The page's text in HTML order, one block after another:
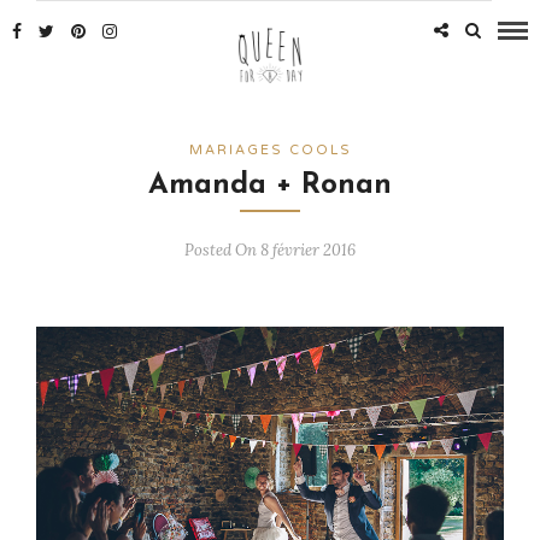
MARIAGES COOLS
Amanda + Ronan
Posted On 8 février 2016